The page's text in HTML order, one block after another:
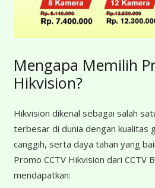
Mengapa Memilih
Hikvision?
Hikvision dikenal sebagai salah
terbesar di dunia dengan kualitas
canggih, serta daya tahan yang
Promo CCTV Hikvision dari CCTV
mendapatkan: